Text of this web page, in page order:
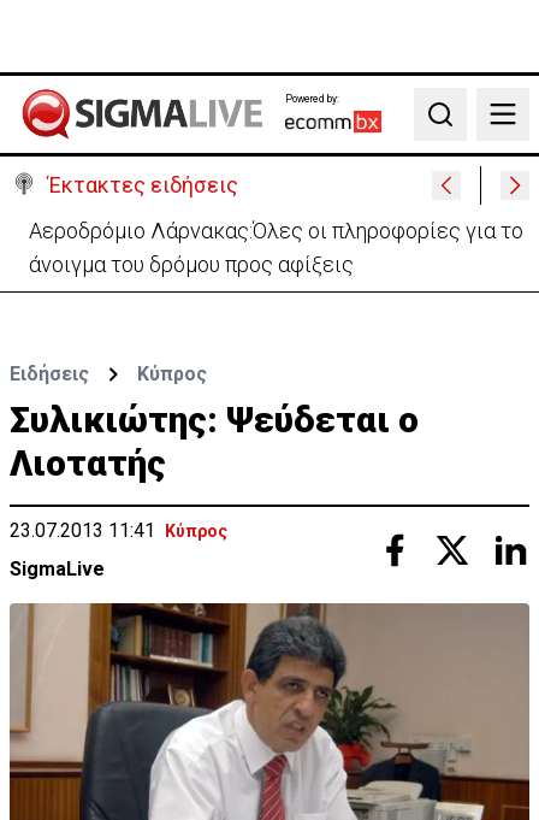
Powered by:
Search
Έκτακτες ειδήσεις
Αστυνομία: Ακυρώνονται 6 προκηρυγμένες θέσεις -
Ποιος ο λόγος
Ειδήσεις Κύπρος
Συλικιώτης: Ψεύδεται ο
Λιοτατής
23.07.2013 11:41 Κύπρος
SigmaLive